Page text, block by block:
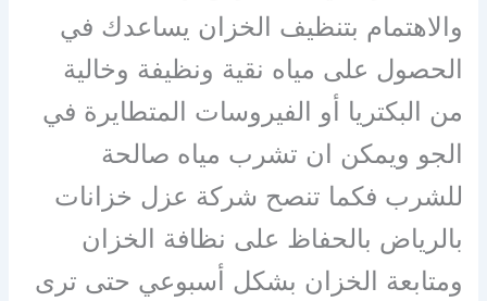
والاهتمام بتنظيف الخزان يساعدك في
الحصول على مياه نقية ونظيفة وخالية
من البكتريا أو الفيروسات المتطايرة في
الجو ويمكن ان تشرب مياه صالحة
للشرب فكما تنصح شركة عزل خزانات
بالرياض بالحفاظ على نظافة الخزان
ومتابعة الخزان بشكل أسبوعي حتى ترى